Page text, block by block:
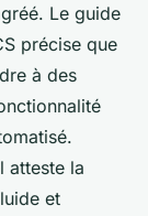
Le guide
précise que
à des
atteste la
et